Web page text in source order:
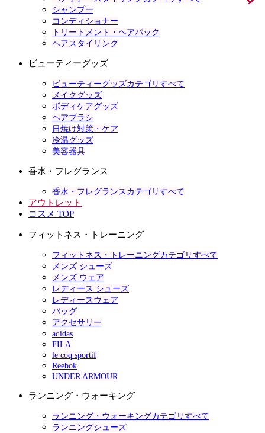
シャンプー
コンディショナー
トリートメント・ヘアパック
ヘアスタイリング
ビューティーグッズ
ビューティーグッズカテゴリすべて
メイクグッズ
ボディケアグッズ
ヘアブラシ
日焼け対策・ケア
冷温グッズ
美容器具
香水・フレグランス
香水・フレグランスカテゴリすべて
アウトレット
コスメ TOP
フィットネス・トレーニング
フィットネス・トレーニングカテゴリすべて
メンズ シューズ
メンズ ウェア
レディース シューズ
レディースウェア
バッグ
アクセサリー
adidas
FILA
le coq sportif
Reebok
UNDER ARMOUR
ランニング・ウォーキング
ランニング・ウォーキングカテゴリすべて
ランニングシューズ